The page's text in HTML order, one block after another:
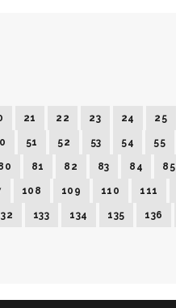
21 22 23 24 25
51 52 53 54 55
81 82 83 84 85
108 109 110 111
133 134 135 136